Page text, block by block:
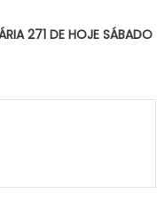
271 DE HOJE SÁBADO